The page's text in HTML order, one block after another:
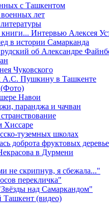
с Ташкентом
лет
книги... Интервью Алексея
в истории Самарканда
об Александре
Чуковского
А.С. Пушкину в Ташкенте
Навои
паранджа и чачван
Хиссаре
туземных школах
доброта фруктовых
в Дурмени
не скрипнув, я сбежала..."
перекличка"
над Самаркандом"
Ташкент (видео)